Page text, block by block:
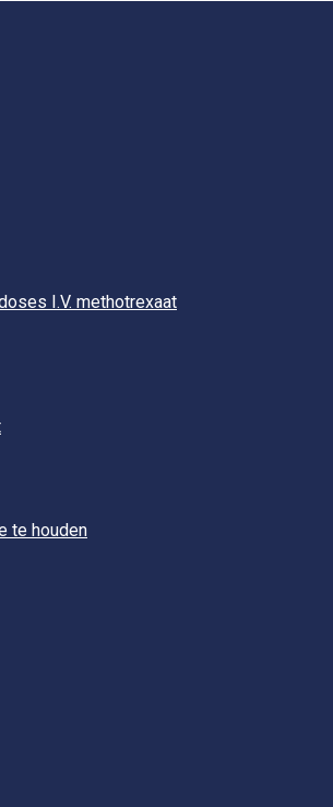
I.V. methotrexaat
te houden